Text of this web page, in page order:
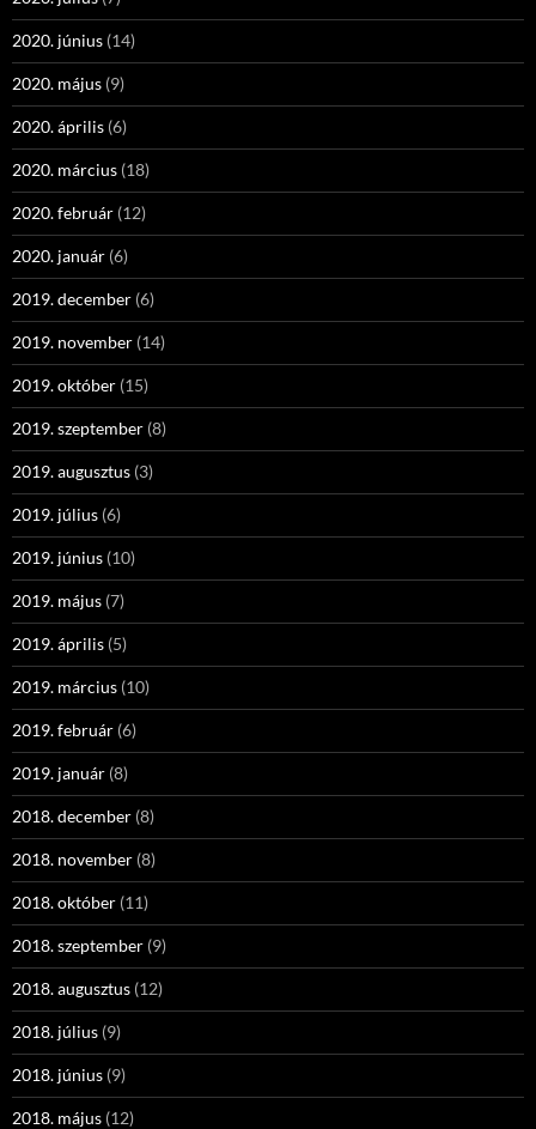
2020. június (14)
2020. május (9)
2020. április (6)
2020. március (18)
2020. február (12)
2020. január (6)
2019. december (6)
2019. november (14)
2019. október (15)
2019. szeptember (8)
2019. augusztus (3)
2019. július (6)
2019. június (10)
2019. május (7)
2019. április (5)
2019. március (10)
2019. február (6)
2019. január (8)
2018. december (8)
2018. november (8)
2018. október (11)
2018. szeptember (9)
2018. augusztus (12)
2018. július (9)
2018. június (9)
2018. május (12)